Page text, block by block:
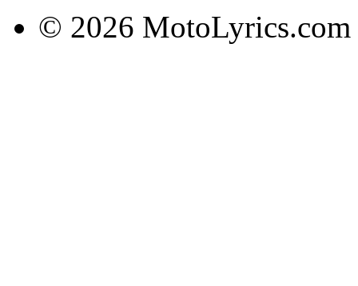
© 2026 MotoLyrics.com